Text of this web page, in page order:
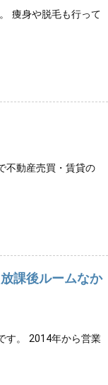
を開催していま
でOK、初心者OK. 女
ます。
痩身や脱毛も行って
動産売買・賃貸の